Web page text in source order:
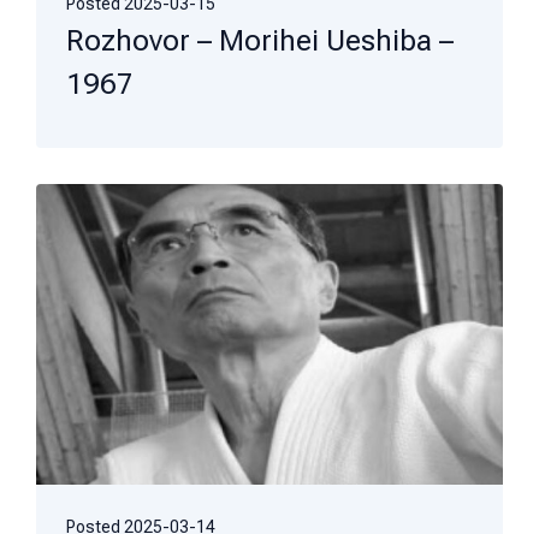
Posted 2025-03-15
Rozhovor – Morihei Ueshiba –
1967
Posted 2025-03-14